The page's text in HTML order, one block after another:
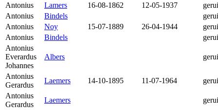
Antonius
Lamers 16-08-1862 12-05-1937
Antonius
Bindels
Antonius
Noy 15-07-1889 26-04-1944
Antonius
Bindels
Antonius
Everardus
Johannes
Albers
Antonius
Gerardus
Laemers 14-10-1895 11-07-1964
Antonius
Gerardus
Laemers